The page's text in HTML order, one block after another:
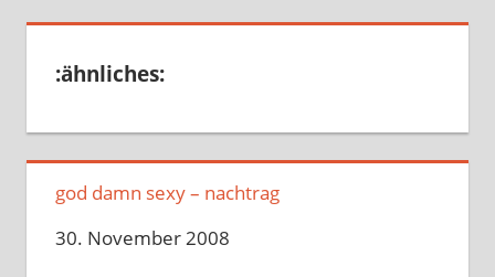
:ähnliches:
god damn sexy – nachtrag
Datum
30. November 2008